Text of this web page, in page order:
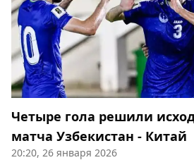
Четыре гола решили
матча Узбекистан - Китай
20:20, 26 января 2026